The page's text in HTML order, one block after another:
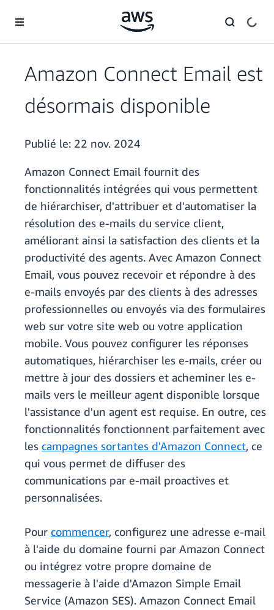
Amazon Connect Email est
désormais disponible
Publié le: 22 nov. 2024
Amazon Connect Email fournit des
fonctionnalités intégrées qui vous permettent
de hiérarchiser, d'attribuer et d'automatiser la
résolution des e-mails du service client,
améliorant ainsi la satisfaction des clients et la
productivité des agents. Avec Amazon Connect
Email, vous pouvez recevoir et répondre à des
e-mails envoyés par des clients à des adresses
professionnelles ou envoyés via des formulaires
web sur votre site web ou votre application
mobile. Vous pouvez configurer les réponses
automatiques, hiérarchiser les e-mails, créer ou
mettre à jour des dossiers et acheminer les e-
mails vers le meilleur agent disponible lorsque
l'assistance d'un agent est requise. En outre, ces
fonctionnalités fonctionnent parfaitement avec
les campagnes sortantes d'Amazon Connect, ce
qui vous permet de diffuser des
communications par e-mail proactives et
personnalisées.
Pour commencer, configurez une adresse e-mail
à l'aide du domaine fourni par Amazon Connect
ou intégrez votre propre domaine de
messagerie à l'aide d'Amazon Simple Email
Service (Amazon SES). Amazon Connect Email